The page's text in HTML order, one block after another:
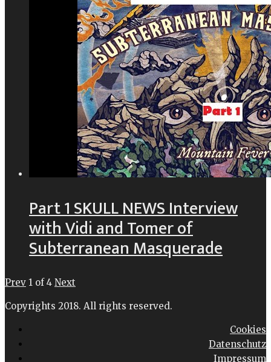
Part 1 SKULL NEWS Interview
with Vidi and Tomer of
Subterranean Masquerade
Prev 1 of 4 Next
Copyrights 2018. All rights reserved.
Cookies
Datenschutz
Impressum